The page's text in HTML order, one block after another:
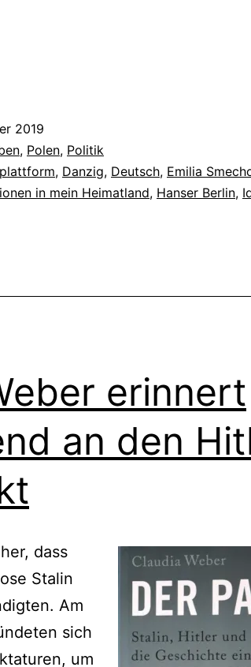
2019
, Polen, Politik
, Danzig, Deutsch, Emilia
in mein Heimatland, Hanser Berlin,
erinnert
an den
dass
Stalin
Am
sich
um